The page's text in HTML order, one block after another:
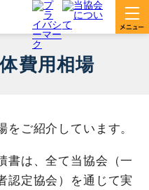
費用相場
ご紹介しています。
書は、全て当協会（一
認定協会）を通じて実